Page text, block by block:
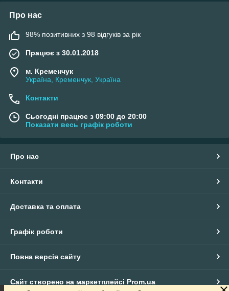
Про нас
98% позитивних з 98 відгуків за рік
Працює з 30.01.2018
м. Кременчук
Україна, Кременчук, Україна
Контакти
Сьогодні працює з 09:00 до 20:00
Показати весь графік роботи
Про нас
Контакти
Доставка та оплата
Графік роботи
Повна версія сайту
Сайт створено на маркетплейсі Prom.ua